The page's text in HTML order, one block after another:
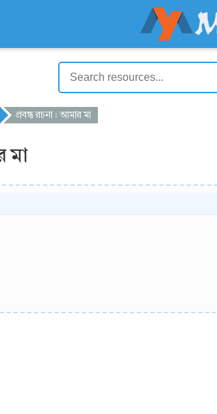
প্রবন্ধ রচনা : আমার মা
মা